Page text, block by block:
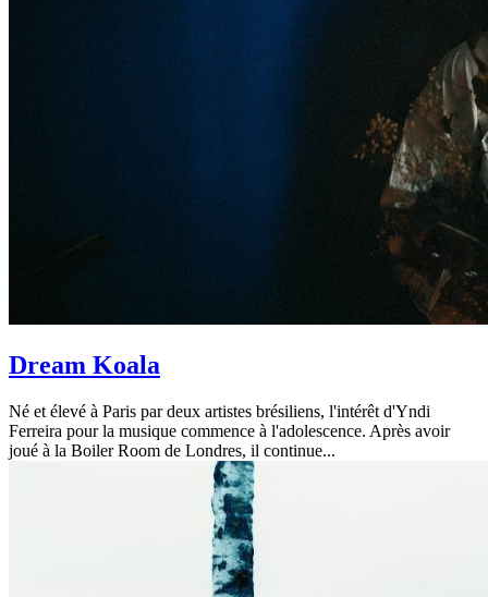
Dream Koala
Né et élevé à Paris par deux artistes brésiliens, l'intérêt d'Yndi
Ferreira pour la musique commence à l'adolescence. Après avoir
joué à la Boiler Room de Londres, il continue...